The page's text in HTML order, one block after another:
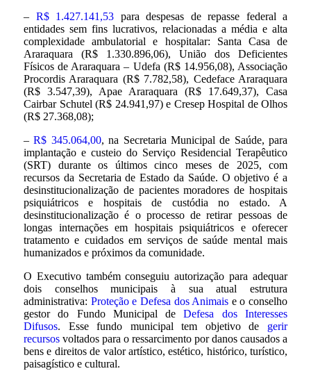
– R$ 1.427.141,53 para despesas de repasse federal a
entidades sem fins lucrativos, relacionadas a média e alta
complexidade ambulatorial e hospitalar: Santa Casa de
Araraquara (R$ 1.330.896,06), União dos Deficientes
Físicos de Araraquara – Udefa (R$ 14.956,08), Associação
Procordis Araraquara (R$ 7.782,58), Cedeface Araraquara
(R$ 3.547,39), Apae Araraquara (R$ 17.649,37), Casa
Cairbar Schutel (R$ 24.941,97) e Cresep Hospital de Olhos
(R$ 27.368,08);
–R$ 345.064,00, na Secretaria Municipal de Saúde, para
implantação e custeio do Serviço Residencial Terapêutico
(SRT) durante os últimos cinco meses de 2025, com
recursos da Secretaria de Estado da Saúde. O objetivo é a
desinstitucionalização de pacientes moradores de hospitais
psiquiátricos e hospitais de custódia no estado. A
desinstitucionalização é o processo de retirar pessoas de
longas internações em hospitais psiquiátricos e oferecer
tratamento e cuidados em serviços de saúde mental mais
humanizados e próximos da comunidade.
O Executivo também conseguiu autorização para adequar
dois conselhos municipais à sua atual estrutura
administrativa: Proteção e Defesa dos Animais e o conselho
gestor do Fundo Municipal deDefesa dos Interesses
Difusos. Esse fundo municipal tem objetivo de gerir
recursos voltados para o ressarcimento por danos causados a
bens e direitos de valor artístico, estético, histórico, turístico,
paisagístico e cultural.